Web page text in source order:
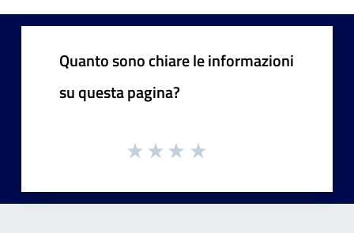
Quanto sono chiare le informazioni
su questa pagina?